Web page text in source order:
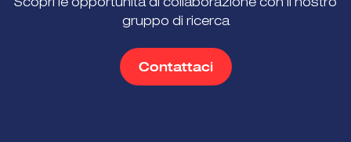
Scopri le opportunità di collaborazione con il nostro
gruppo di ricerca
Contattaci